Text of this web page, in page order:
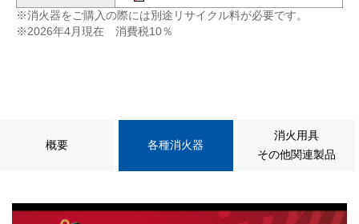
※消火器をご購入の際には別途リサイクル料が必要です。
※2026年4月現在 消費税10％
概要 各種消火器
消火用具
その他関連製品